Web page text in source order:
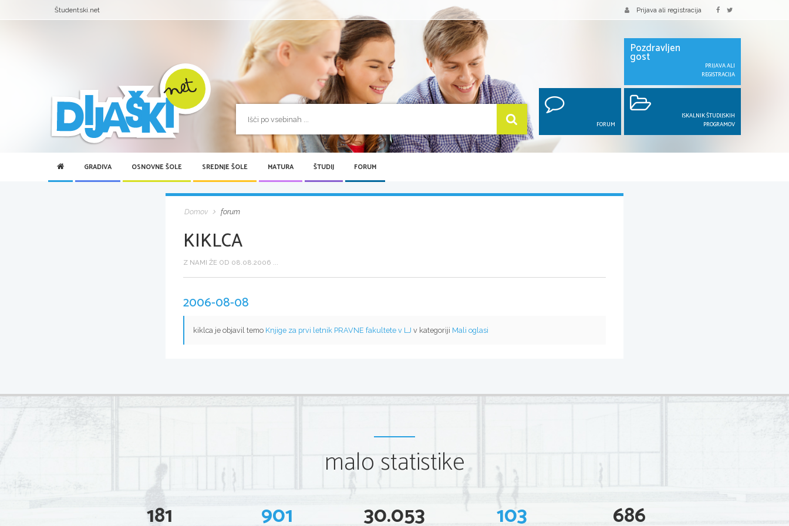
Študentski.net Prijava ali registracija
Pozdravljen
gost
PRIJAVA ALI
REGISTRACIJA
FORUM
ISKALNIK ŠTUDIJSKIH
PROGRAMOV
GRADIVA OSNOVNE ŠOLE SREDNJE ŠOLE MATURA ŠTUDIJ FORUM
Domov forum
KIKLCA
Z NAMI ŽE OD 08.08.2006 ...
2006-08-08
kiklca je objavil temo Knjige za prvi letnik PRAVNE fakultete v LJ v kategoriji Mali oglasi
malo statistike
181 901 30.053 103 686